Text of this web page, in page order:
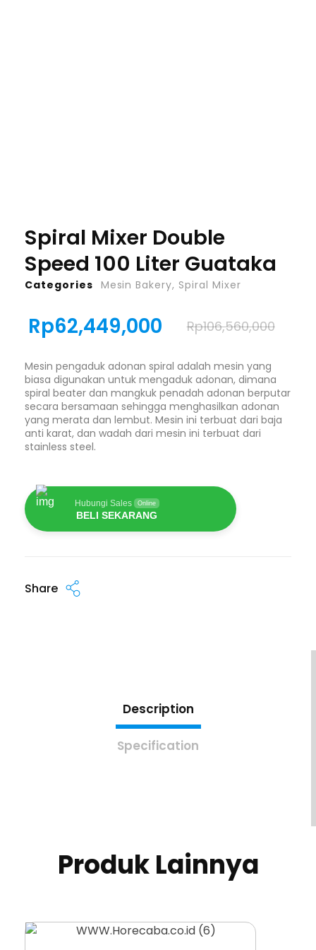
Spiral Mixer Double
Speed 100 Liter Guataka
Rp62,449,000 Rp106,560,000
Mesin pengaduk adonan spiral adalah mesin yang
biasa digunakan untuk mengaduk adonan, dimana
spiral beater dan mangkuk penadah adonan berputar
secara bersamaan sehingga menghasilkan adonan
yang merata dan lembut. Mesin ini terbuat dari baja
anti karat, dan wadah dari mesin ini terbuat dari
stainless steel.
Hubungi Sales Online
BELI SEKARANG
Share
Categories Mesin Bakery, Spiral Mixer
Description
Specification
Produk Lainnya